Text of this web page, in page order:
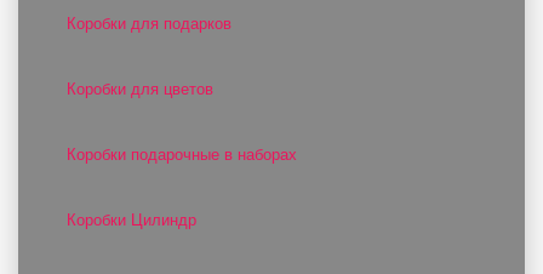
Коробки для подарков
Коробки для цветов
Коробки подарочные в наборах
Коробки Цилиндр